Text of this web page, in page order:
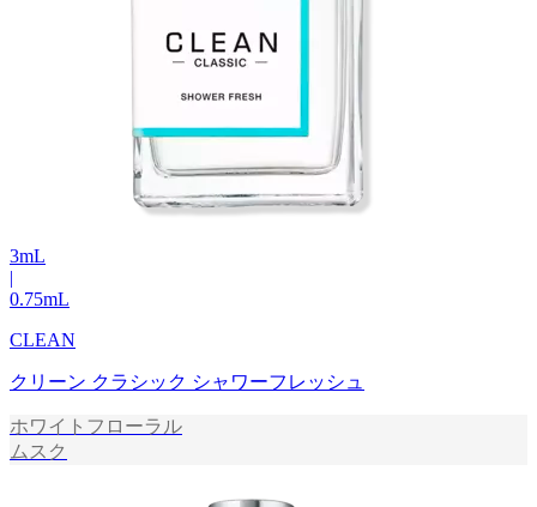
3mL
|
0.75mL
CLEAN
クリーン クラシック シャワーフレッシュ
ホワイトフローラル
ムスク